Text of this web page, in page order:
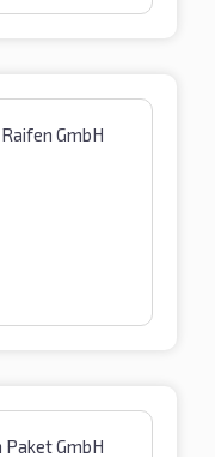
GmbH
GmbH